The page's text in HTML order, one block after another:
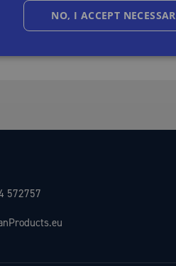
manutenzione.
572757
NO, I ACCEPT